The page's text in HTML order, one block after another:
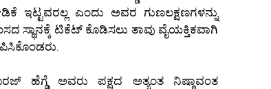
ಇಟ್ಟವರಲ್ಲ ಎಂದು ಅವರ ಗುಣಲಕ್ಷಣಗಳನ್ನು
ಸ್ಥಾನಕ್ಕೆ ಟಿಕೆಟ್ ಕೊಡಿಸಲು ತಾವು ವೈಯಕ್ತಿಕವಾಗಿ
ಹೆಗ್ಡೆ ಅವರು ಪಕ್ಷದ ಅತ್ಯಂತ ನಿಷ್ಠಾವಂತ